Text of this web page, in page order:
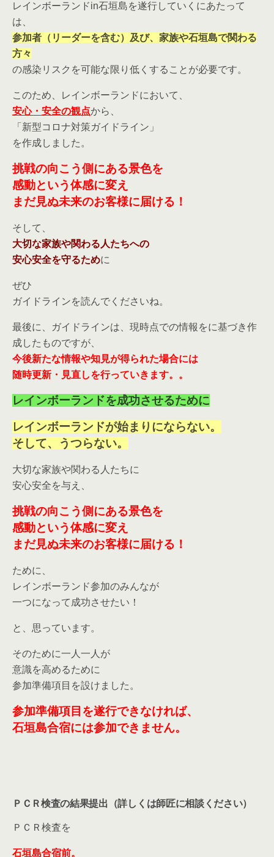
レインボーランドin石垣島を遂行していくにあたって
は、
参加者（リーダーを含む）及び、 家族や石垣島で関わる
方々
の感染リスクを可能な限り低くすることが必要です。
このため、レインボーランドにおいて、
安心・安全の観点から、
「新型コロナ対策ガイドライン」
を作成しました。
挑戦の向こう側にある景色を
感動という体感に変え
まだ見ぬ未来のお客様に届ける！
そして、
大切な家族や関わる人たちへの
安心安全を守るために
ぜひ
ガイドラインを読んでくださいね。
最後に、ガイドラインは、現時点での情報をに基づき作
成したものですが、
今後新たな情報や知見が得られた場合には
随時更新・見直しを行っていきます。。
レインボーランドを成功させるために
レインボーランドが始まりにならない。
そして、うつらない。
大切な家族や関わる人たちに
安心安全を与え、
挑戦の向こう側にある景色を
感動という体感に変え
まだ見ぬ未来のお客様に届ける！
ために、
レインボーランド参加のみんなが
一つになって成功させたい！
と、思っています。
そのために一人一人が
意識を高めるために
参加準備項目を設けました。
参加準備項目を遂行できなければ、
石垣島合宿には参加できません。
ＰＣＲ検査の結果提出（詳しくは師匠に相談ください）
ＰＣＲ検査を
石垣島合宿前。